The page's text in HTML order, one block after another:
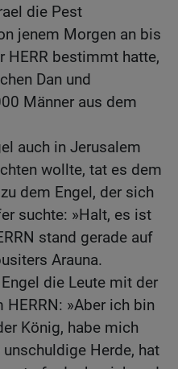
die Pest
jenem Morgen an bis
HERR bestimmt hatte,
Dan und
Männer aus dem
auch in Jerusalem
wollte, tat es dem
dem Engel, der sich
suchte: »Halt, es ist
stand gerade auf
Arauna.
die Leute mit der
»Aber ich bin
König, habe mich
Herde, hat